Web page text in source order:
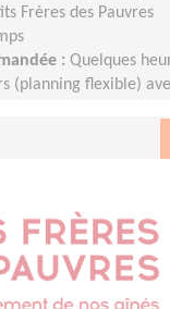
Frères des Pauvres
: Quelques
(planning flexible)